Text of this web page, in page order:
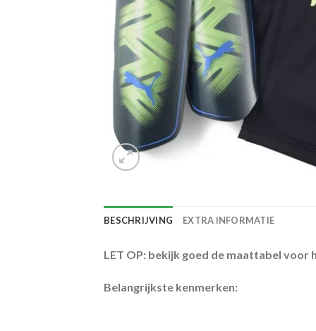
BESCHRIJVING EXTRA INFORMATIE
LET OP: bekijk goed de maattabel voor
Belangrijkste kenmerken: